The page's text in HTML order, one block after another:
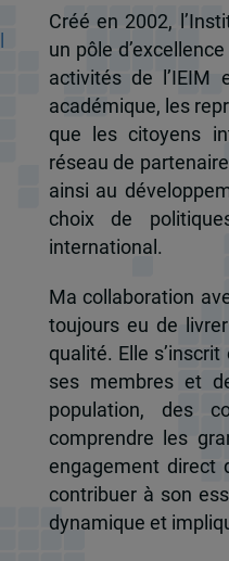
Créé en 2002,
un pôle
activités de
académique, les
que les citoyens
réseau de
ainsi au
choix de
international.
Ma collaboration
toujours eu de
qualité. Elle
ses membres et
population, des
comprendre les
engagement direct
contribuer à son
dynamique et